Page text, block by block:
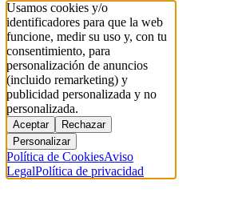
Usamos cookies y/o
identificadores para que la web
funcione, medir su uso y, con tu
consentimiento, para
personalización de anuncios
(incluido remarketing) y
publicidad personalizada y no
personalizada.
Aceptar
Rechazar
Personalizar
Política de CookiesAviso
LegalPolítica de privacidad